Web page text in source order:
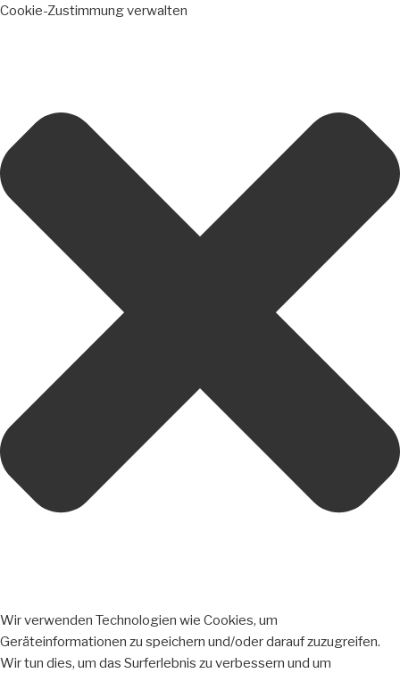
Cookie-Zustimmung verwalten
Wir verwenden Technologien wie Cookies, um
Geräteinformationen zu speichern und/oder darauf zuzugreifen.
Wir tun dies, um das Surferlebnis zu verbessern und um